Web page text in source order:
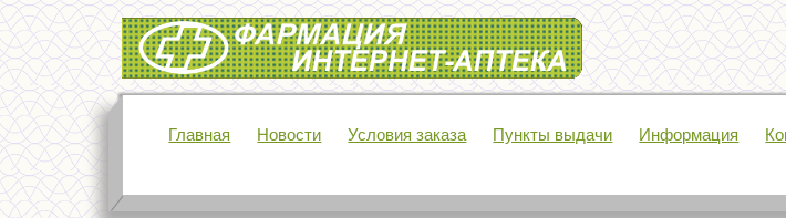
Интернет-аптека Фармация
Главная Новости Условия заказа Пункты выдачи Информация